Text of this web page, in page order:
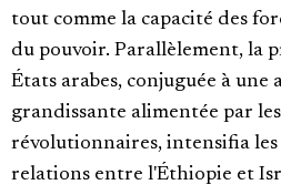
tout comme la capacité des
du pouvoir. Parallèlement, la
États arabes, conjuguée à
grandissante alimentée par
révolutionnaires, intensifia les
relations entre l'Éthiopie et